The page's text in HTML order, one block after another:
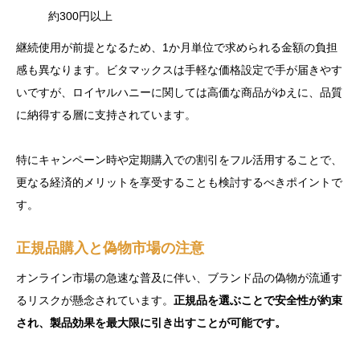
約300円以上
継続使用が前提となるため、1か月単位で求められる金額の負担
感も異なります。ビタマックスは手軽な価格設定で手が届きやす
いですが、ロイヤルハニーに関しては高価な商品がゆえに、品質
に納得する層に支持されています。
特にキャンペーン時や定期購入での割引をフル活用することで、
更なる経済的メリットを享受することも検討するべきポイントで
す。
正規品購入と偽物市場の注意
オンライン市場の急速な普及に伴い、ブランド品の偽物が流通す
るリスクが懸念されています。 正規品を選ぶことで安全性が約束
され、製品効果を最大限に引き出すことが可能です。